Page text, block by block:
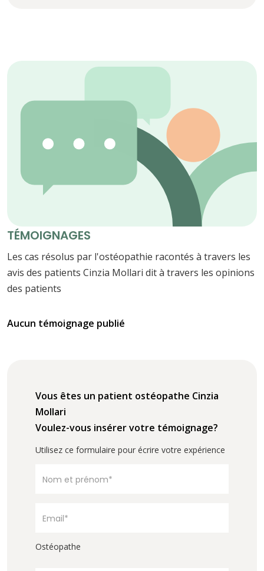
TÉMOIGNAGES
Les cas résolus par l'ostéopathie racontés à travers les
avis des patients Cinzia Mollari dit à travers les opinions
des patients
Aucun témoignage publié
Vous êtes un patient ostéopathe Cinzia
Mollari
Voulez-vous insérer votre témoignage?
Utilisez ce formulaire pour écrire votre expérience
Ostéopathe